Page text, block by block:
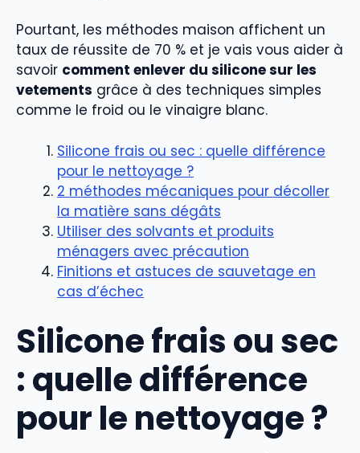
Pourtant, les méthodes maison affichent un
taux de réussite de 70 % et je vais vous aider à
savoir comment enlever du silicone sur les
vetements grâce à des techniques simples
comme le froid ou le vinaigre blanc.
Silicone frais ou sec : quelle différence
pour le nettoyage ?
2 méthodes mécaniques pour décoller
la matière sans dégâts
Utiliser des solvants et produits
ménagers avec précaution
Finitions et astuces de sauvetage en
cas d’échec
Silicone frais ou sec
: quelle différence
pour le nettoyage ?